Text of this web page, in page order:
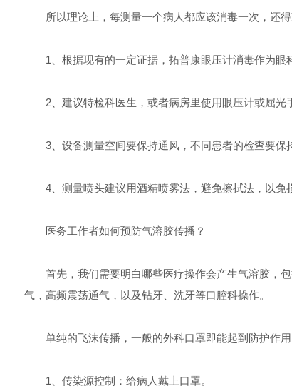
所以理论上，每测量一个病人都应该消毒一次，还得
1、根据现有的一定证据，拓普康眼压计消毒作为眼
2、建议特检科医生，或者病房里使用眼压计或屈光
3、设备测量空间要保持通风，不同患者的检查要保
4、测量喷头建议用酒精喷雾法，避免擦拭法，以免
医务工作者如何预防气溶胶传播？
首先，我们需要明白哪些医疗操作会产生气溶胶，包
气，高频震荡通气，以及钻牙、洗牙等口腔科操作。
单纯的飞沫传播，一般的外科口罩即能起到防护作用
1、传染源控制：给病人戴上口罩。